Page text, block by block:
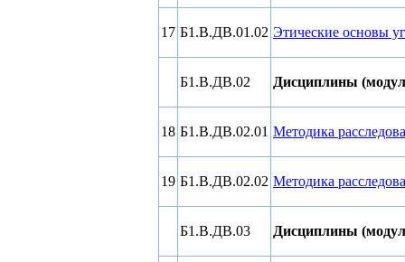
17 Б1.В.ДВ.01.02 Этические основы
Б1.В.ДВ.02 Дисциплины
18 Б1.В.ДВ.02.01 Методика
19 Б1.В.ДВ.02.02 Методика
Б1.В.ДВ.03 Дисциплины